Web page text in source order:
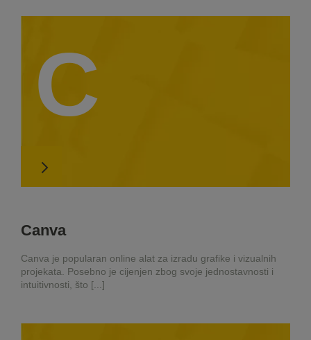
C
Canva
Canva je popularan online alat za izradu grafike i vizualnih
projekata. Posebno je cijenjen zbog svoje jednostavnosti i
intuitivnosti, što [...]